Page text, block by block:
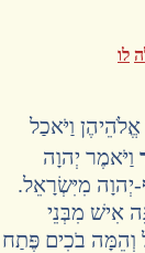
לו
וַיֹּאכַל
וַיֹּאמֶר יְהוָה
מִיִּשְׂרָאֵל.
אִישׁ מִבְּנֵי
וְהֵמָּה בֹכִים פֶּתַח